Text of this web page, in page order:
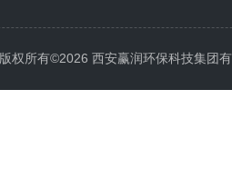
版权所有©2026 西安赢润环保科技集团